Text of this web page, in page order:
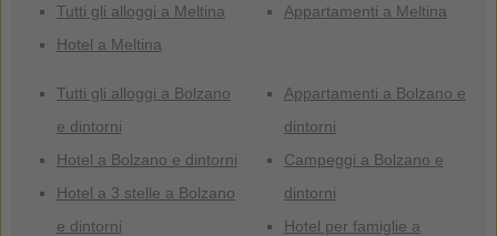
Tutti gli alloggi a Meltina
Hotel a Meltina
Appartamenti a Meltina
Tutti gli alloggi a Bolzano
e dintorni
Hotel a Bolzano e dintorni
Hotel a 3 stelle a Bolzano
e dintorni
Appartamenti a Bolzano e
dintorni
Campeggi a Bolzano e
dintorni
Hotel per famiglie a